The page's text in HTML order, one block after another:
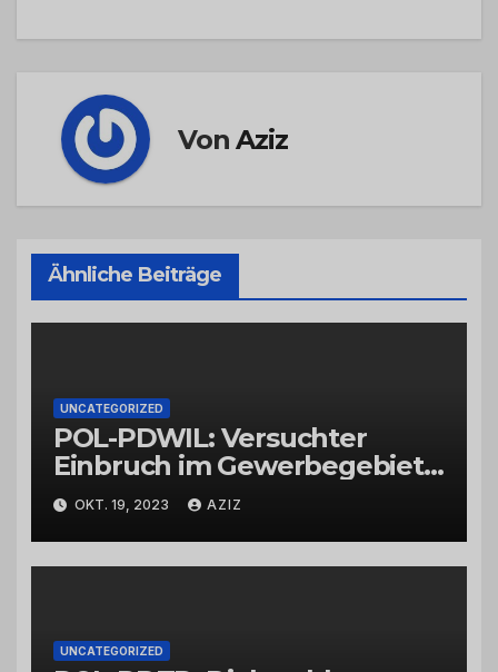
VonAziz
Ähnliche Beiträge
UNCATEGORIZED
POL-PDWIL: Versuchter
Einbruch im Gewerbegebiet
Wittlich
OKT. 19, 2023 AZIZ
UNCATEGORIZED